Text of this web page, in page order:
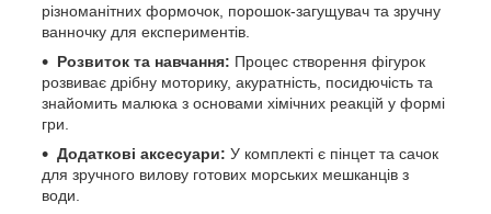
різноманітних формочок, порошок-загущувач та зручну
ванночку для експериментів.
Розвиток та навчання: Процес створення фігурок
розвиває дрібну моторику, акуратність, посидючість та
знайомить малюка з основами хімічних реакцій у формі
гри.
Додаткові аксесуари: У комплекті є пінцет та сачок
для зручного вилову готових морських мешканців з
води.